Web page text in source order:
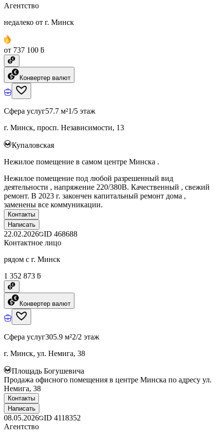
Агентство
недалеко от г. Минск
от 737 100 ƃ
Конвертер валют
Сфера услуг57.7 м²1/5 этаж
г. Минск, просп. Независимости, 13
Купаловская
Нежилое помещение в самом центре Минска .
Нежилое помещение под любой разрешенный вид
деятельности , напряжение 220/380В. Качественный , свежий
ремонт. В 2023 г. закончен капитальный ремонт дома ,
заменены все коммуникации.
Контакты
Написать
22.02.2026 ID 468688
Контактное лицо
рядом с г. Минск
1 352 873 ƃ
Конвертер валют
Сфера услуг305.9 м²2/2 этаж
г. Минск, ул. Немига, 38
Площадь Богушевича
Продажа офисного помещения в центре Минска по адресу ул.
Немига, 38
Контакты
Написать
08.05.2026 ID 4118352
Агентство